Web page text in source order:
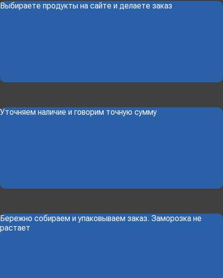
Выбираете продукты на сайте и делаете заказ
Уточняем наличие и говорим точную сумму
Бережно собираем и упаковываем заказ. Заморозка не
растает